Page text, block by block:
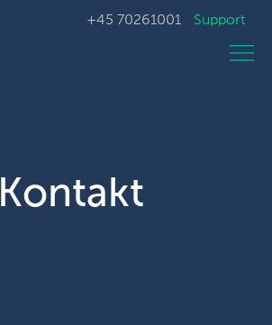
+45 70261001 Support
Kontakt